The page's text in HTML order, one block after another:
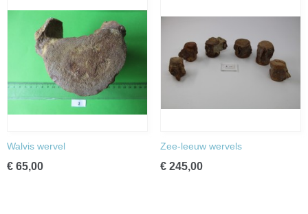
Walvis wervel
€ 65,00
Zee-leeuw wervels
€ 245,00